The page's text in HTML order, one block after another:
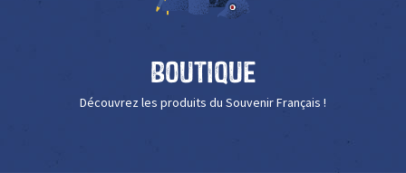
Boutique
Découvrez les produits du Souvenir Français !